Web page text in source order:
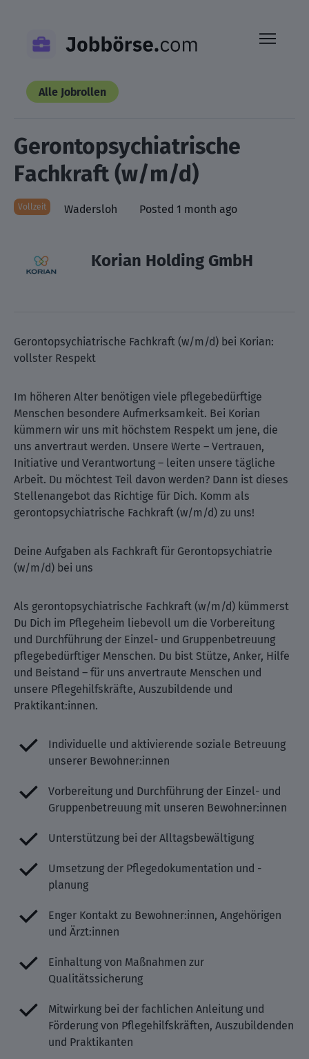
content
Alle Jobrollen
Gerontopsychiatrische
Fachkraft (w/m/d)
Vollzeit Wadersloh Posted 1 month ago
Korian Holding GmbH
Gerontopsychiatrische Fachkraft (w/m/d) bei Korian:
vollster Respekt
Im höheren Alter benötigen viele pflegebedürftige
Menschen besondere Aufmerksamkeit. Bei Korian
kümmern wir uns mit höchstem Respekt um jene, die
uns anvertraut werden. Unsere Werte – Vertrauen,
Initiative und Verantwortung – leiten unsere tägliche
Arbeit. Du möchtest Teil davon werden? Dann ist dieses
Stellenangebot das Richtige für Dich. Komm als
gerontopsychiatrische Fachkraft (w/m/d) zu uns!
Deine Aufgaben als Fachkraft für Gerontopsychiatrie
(w/m/d) bei uns
Als gerontopsychiatrische Fachkraft (w/m/d) kümmerst
Du Dich im Pflegeheim liebevoll um die Vorbereitung
und Durchführung der Einzel- und Gruppenbetreuung
pflegebedürftiger Menschen. Du bist Stütze, Anker, Hilfe
und Beistand – für uns anvertraute Menschen und
unsere Pflegehilfskräfte, Auszubildende und
Praktikant:innen.
Individuelle und aktivierende soziale Betreuung
unserer Bewohner:innen
Vorbereitung und Durchführung der Einzel- und
Gruppenbetreuung mit unseren Bewohner:innen
Unterstützung bei der Alltagsbewältigung
Umsetzung der Pflegedokumentation und -
planung
Enger Kontakt zu Bewohner:innen, Angehörigen
und Ärzt:innen
Einhaltung von Maßnahmen zur
Qualitätssicherung
Mitwirkung bei der fachlichen Anleitung und
Förderung von Pflegehilfskräften, Auszubildenden
und Praktikanten